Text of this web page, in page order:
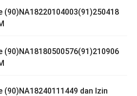
(90)NA18220104003(91)250418
(90)NA18180500576(91)210906
(90)NA18240111449 dan Izin